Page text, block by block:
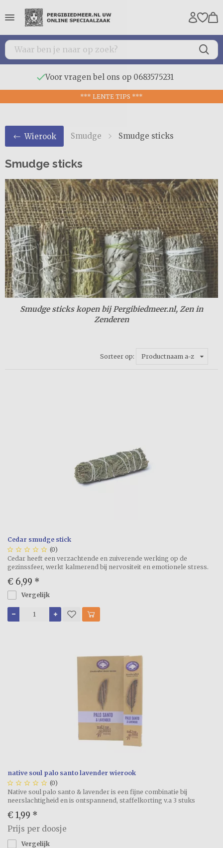
Voor vragen bel ons op 0683575231
*** LENTE TIPS ***
Wierook Smudge Smudge sticks
Smudge sticks
Smudge sticks kopen bij Pergibiedmeer.nl, Zen in
Zenderen
Sorteer op: Productnaam a-z
Cedar smudge stick
     (0)
Cedar heeft een verzachtende en zuiverende werking op de
gezinssfeer, werkt kalmerend bij nervositeit en emotionele stress.
€ 6,99 *
Vergelijk
native soul palo santo lavender wierook
     (0)
Native soul palo santo & lavender is een fijne combinatie bij
neerslachtigheid en is ontspannend, staffelkorting v.a 3 stuks
€ 1,99 *
Prijs per doosje
Vergelijk